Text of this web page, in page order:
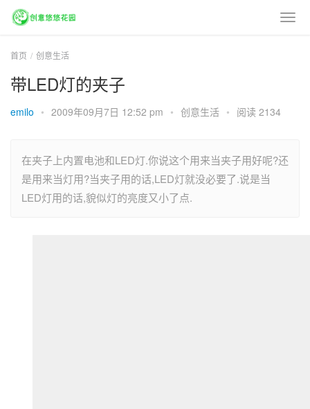
首页 创意生活
带LED灯的夹子
emilo • 2009年09月7日 12:52 pm • 创意生活 • 阅读 2134
在夹子上内置电池和LED灯.你说这个用来当夹子用好呢?还
是用来当灯用?当夹子用的话,LED灯就没必要了.说是当
LED灯用的话,貌似灯的亮度又小了点.